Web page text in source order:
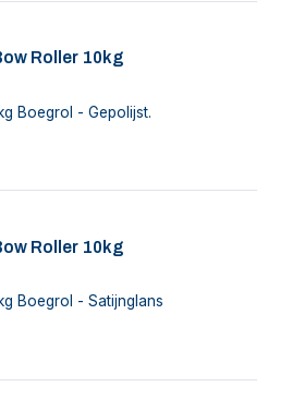
Roller 10kg
Boegrol - Gepolijst.
Roller 10kg
Boegrol - Satijnglans